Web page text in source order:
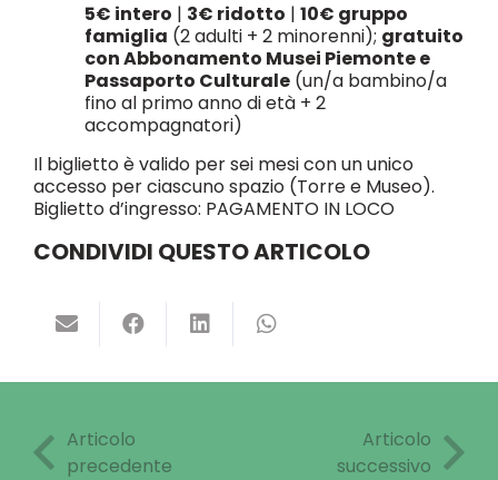
5€ intero | 3€ ridotto |10€ gruppo
famiglia (2 adulti + 2 minorenni); gratuito
con Abbonamento Musei Piemonte e
Passaporto Culturale (un/a bambino/a
fino al primo anno di età + 2
accompagnatori)
Il biglietto è valido per sei mesi con un unico
accesso per ciascuno spazio (Torre e Museo).
Biglietto d’ingresso: PAGAMENTO IN LOCO
CONDIVIDI QUESTO ARTICOLO
Articolo
precedente
Articolo
successivo